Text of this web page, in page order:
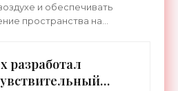
и обеспечивать
пространства на
разработал